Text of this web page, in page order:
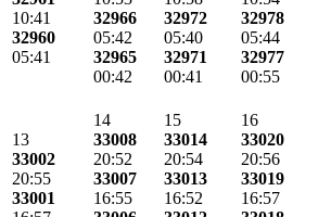
10:41
32960
05:41
32966
05:42
32965
00:42
32972
05:40
32971
00:41
32978
05:44
32977
00:55
13
33002
20:55
33001
14
33008
20:52
33007
16:55
15
33014
20:54
33013
16:52
16
33020
20:56
33019
16:57